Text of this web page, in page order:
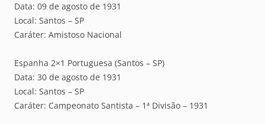
Data: 09 de agosto de 1931
Local: Santos – SP
Caráter: Amistoso Nacional
Espanha 2×1 Portuguesa (Santos – SP)
Data: 30 de agosto de 1931
Local: Santos – SP
Caráter: Campeonato Santista – 1ª Divisão – 1931